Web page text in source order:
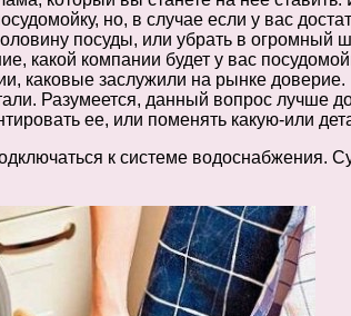
но, в случае если у вас
посуды, или убрать в огромный
какой компании будет у вас
каковые заслужили на рынке доверие.
Разумеется, данный вопрос лучше
ее, или поменять какую-или
к системе водоснабжения.